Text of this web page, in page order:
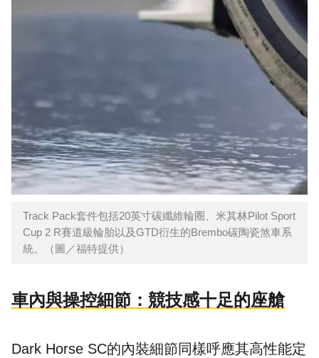
Track Pack套件包括20英寸碳纖維輪圈、米其林Pilot Sport
Cup 2 R賽道級輪胎以及GTD衍生的Brembo碳陶瓷煞車系
統。（圖／福特提供）
車內與操控細節：競技感十足的座艙
Dark Horse SC的內裝細節同樣呼應其高性能定